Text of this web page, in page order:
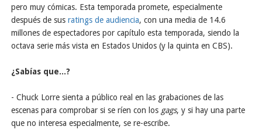
pero muy cómicas. Esta temporada promete, especialmente
después de sus ratings de audiencia, con una media de 14.6
millones de espectadores por capítulo esta temporada, siendo la
octava serie más vista en Estados Unidos (y la quinta en CBS).
¿Sabías que...?
- Chuck Lorre sienta a público real en las grabaciones de las
escenas para comprobar si se ríen con los gags, y si hay una parte
que no interesa especialmente, se re-escribe.